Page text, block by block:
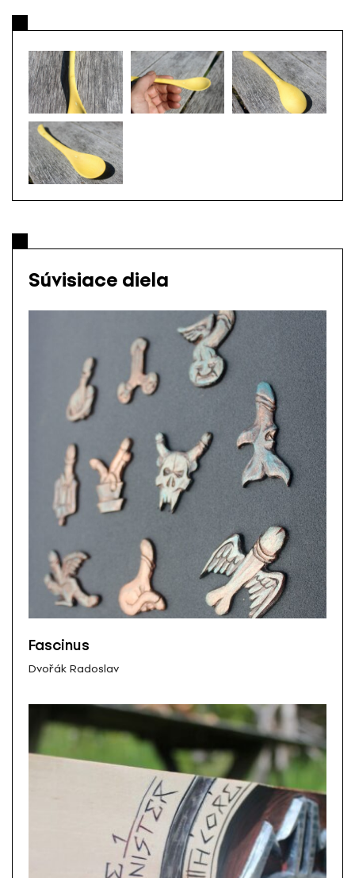
Súvisiace diela
Fascinus
Dvořák Radoslav